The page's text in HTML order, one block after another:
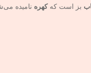
بز است کهکهره نامیده